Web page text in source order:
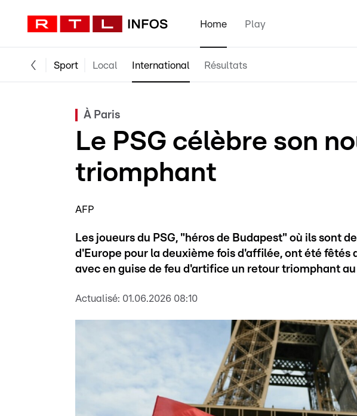
Home Play
Sport Local International Résultats
À Paris
Le PSG célèbre son
triomphant
AFP
Les joueurs du PSG, "héros de Budapest" où ils sont
d'Europe pour la deuxième fois d'affilée, ont été fêtés
avec en guise de feu d'artifice un retour triomphant au
Actualisé: 01.06.2026 08:10